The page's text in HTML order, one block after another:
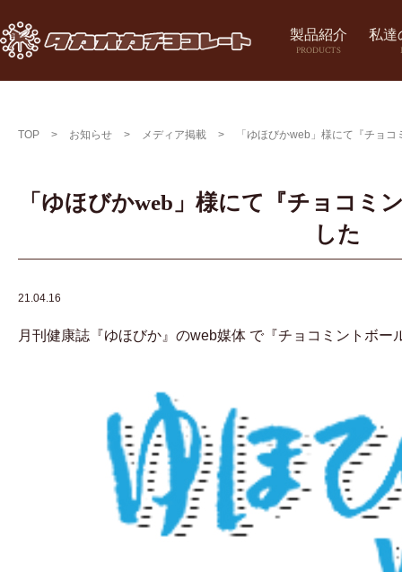
製品紹介
PRODUCTS
私達
TOP > お知らせ > メディア掲載 > 「ゆほびかweb」様にて『チョ
「ゆほびかweb」様にて『チョコミ
した
21.04.16
月刊健康誌『ゆほびか』のweb媒体 で『チョコミントボー